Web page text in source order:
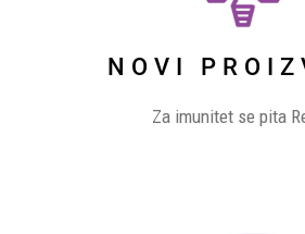
NOVI
Za imunitet se pita